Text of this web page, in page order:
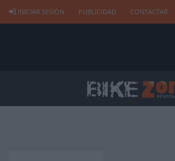
INICIAR SESIÓN PUBLICIDAD CONTACTAR